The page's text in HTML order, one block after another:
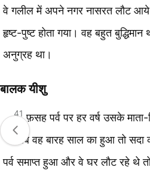
वे गलील में अपने नगर नासरत लौट
हृष्ट-पुष्ट होता गया। वह बहुत
अनुग्रह था।
बालक यीशु
41 फ़सह पर्व पर हर वर्ष उसके
जब वह बारह साल का हुआ तो
पर्व समाप्त हुआ और वे घर लौट रहे थे